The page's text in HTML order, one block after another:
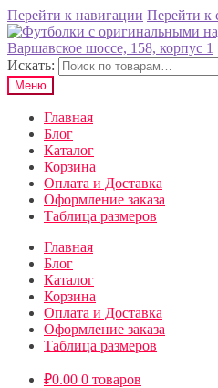
Перейти к навигации Перейти к
Искать:
Меню
Главная
Блог
Каталог
Корзина
Оплата и Доставка
Оформление заказа
Таблица размеров
Главная
Блог
Каталог
Корзина
Оплата и Доставка
Оформление заказа
Таблица размеров
₽0.00 0 товаров